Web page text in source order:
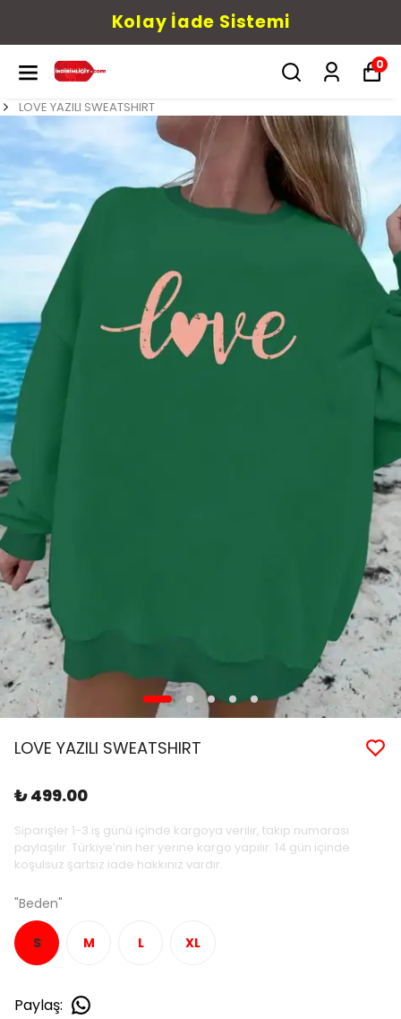
Kolay İade Sistemi
0
LOVE YAZILI SWEATSHIRT
LOVE YAZILI SWEATSHIRT
₺ 499.00
Siparişler 1-3 iş günü içinde kargoya verilir, takip numarası
paylaşılır. Türkiye’nin her yerine kargo yapılır. 14 gün içinde
koşulsuz şartsız iade hakkınız vardır.
"Beden"
S M L XL
Paylaş: